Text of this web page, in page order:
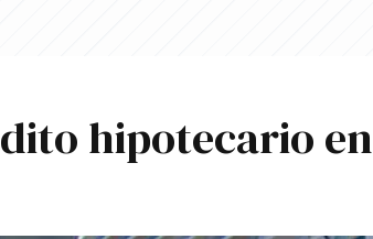
hipotecario en